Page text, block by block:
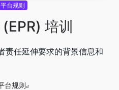
平台规则
培训
责任延伸要求的背景信息和
台规则